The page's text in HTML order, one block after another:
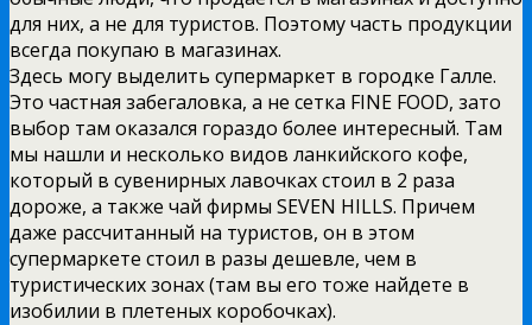
для них, а не для туристов. Поэтому часть продукции
всегда покупаю в магазинах.
Здесь могу выделить супермаркет в городке Галле.
Это частная забегаловка, а не сетка FINE FOOD, зато
выбор там оказался гораздо более интересный. Там
мы нашли и несколько видов ланкийского кофе,
который в сувенирных лавочках стоил в 2 раза
дороже, а также чай фирмы SEVEN HILLS. Причем
даже рассчитанный на туристов, он в этом
супермаркете стоил в разы дешевле, чем в
туристических зонах (там вы его тоже найдете в
изобилии в плетеных коробочках).